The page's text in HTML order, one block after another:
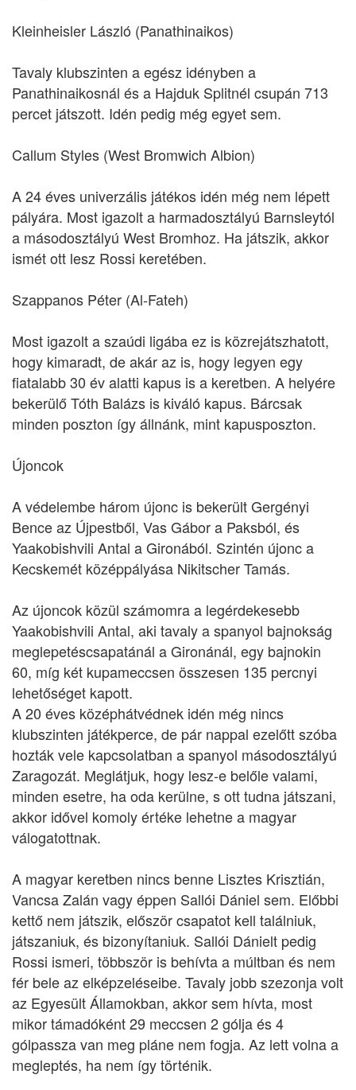
Kleinheisler László (Panathinaikos)
Tavaly klubszinten a egész idényben a
Panathinaikosnál és a Hajduk Splitnél csupán 713
percet játszott. Idén pedig még egyet sem.
Callum Styles (West Bromwich Albion)
A 24 éves univerzális játékos idén még nem lépett
pályára. Most igazolt a harmadosztályú Barnsleytól
a másodosztályú West Bromhoz. Ha játszik, akkor
ismét ott lesz Rossi keretében.
Szappanos Péter (Al-Fateh)
Most igazolt a szaúdi ligába ez is közrejátszhatott,
hogy kimaradt, de akár az is, hogy legyen egy
fiatalabb 30 év alatti kapus is a keretben. A helyére
bekerülő Tóth Balázs is kiváló kapus. Bárcsak
minden poszton így állnánk, mint kapusposzton.
Újoncok
A védelembe három újonc is bekerült Gergényi
Bence az Újpestből, Vas Gábor a Paksból, és
Yaakobishvili Antal a Gironából. Szintén újonc a
Kecskemét középpályása Nikitscher Tamás.
Az újoncok közül számomra a legérdekesebb
Yaakobishvili Antal, aki tavaly a spanyol bajnokság
meglepetéscsapatánál a Gironánál, egy bajnokin
60, míg két kupameccsen összesen 135 percnyi
lehetőséget kapott.
A 20 éves középhátvédnek idén még nincs
klubszinten játékperce, de pár nappal ezelőtt szóba
hozták vele kapcsolatban a spanyol másodosztályú
Zaragozát. Meglátjuk, hogy lesz-e belőle valami,
minden esetre, ha oda kerülne, s ott tudna játszani,
akkor idővel komoly értéke lehetne a magyar
válogatottnak.
A magyar keretben nincs benne Lisztes Krisztián,
Vancsa Zalán vagy éppen Sallói Dániel sem. Előbbi
kettő nem játszik, először csapatot kell találniuk,
játszaniuk, és bizonyítaniuk. Sallói Dánielt pedig
Rossi ismeri, többször is behívta a múltban és nem
fér bele az elképzeléseibe. Tavaly jobb szezonja volt
az Egyesült Államokban, akkor sem hívta, most
mikor támadóként 29 meccsen 2 gólja és 4
gólpassza van meg pláne nem fogja. Az lett volna a
megleptés, ha nem így történik.